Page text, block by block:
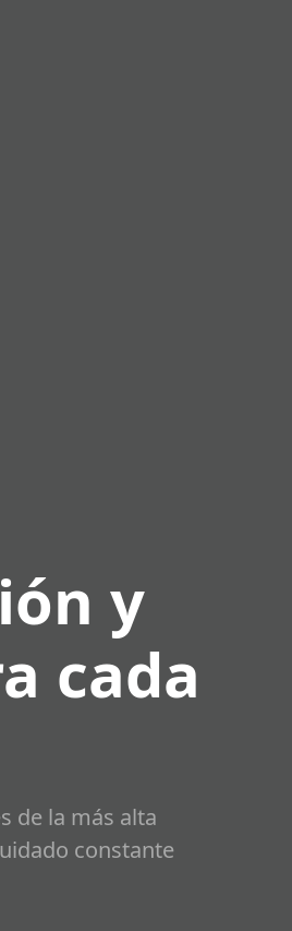
y
cada
de la más alta
constante